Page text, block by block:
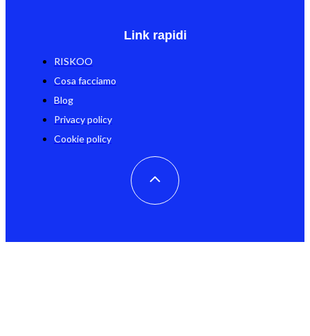
Link rapidi
RISKOO
Cosa facciamo
Blog
Privacy policy
Cookie policy